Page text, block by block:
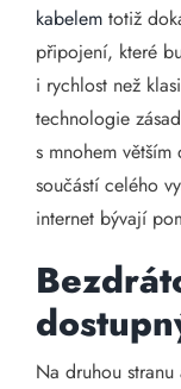
kabelem totiž
připojení, které
i rychlost než
technologie
s mnohem
součástí celého
internet bývají
Na druhou